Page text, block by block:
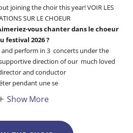
joining the choir this year! VOIR LES
SUR LE CHOEUR
vous chanter dans le choeur
festival 2026 ?
and perform in 3 concerts under the
direction of our much loved
and conductor
pendant une se
Show More